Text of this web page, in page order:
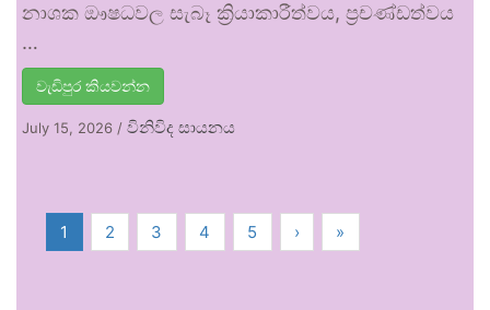
නාශක ඖෂධවල සැබෑ ක්‍රියාකාරීත්වය, ප්‍රචණ්ඩත්වය
…
වැඩිපුර කියවන්න
July 15, 2026 / විනිවිද සායනය
1 2 3 4 5 › »